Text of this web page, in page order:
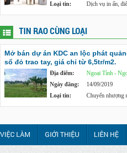
Loại tin:
Dịch vụ in ấn,
TIN RAO CÙNG LOẠI
Mở bán dự án KDC an lộc phát
sổ đỏ trao tay, giá chỉ từ 6,5tr/m2.
Địa điểm:
Ngoại Tỉnh -
Ngày đăng:
14/09/2019
Loại tin:
Chuyển nhượng
VIỆC LÀM GIỚI THIỆU LIÊN HỆ